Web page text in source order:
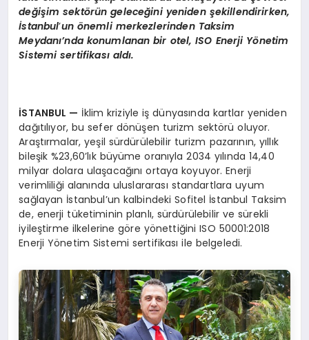
değişim sektörün geleceğini yeniden şekillendirirken,
İstanbul’un önemli merkezlerinden Taksim
Meydanı’nda konumlanan bir otel, ISO Enerji Yönetim
Sistemi sertifikası aldı.
İSTANBUL — İklim kriziyle iş dünyasında kartlar yeniden
dağıtılıyor, bu sefer dönüşen turizm sektörü oluyor.
Araştırmalar, yeşil sürdürülebilir turizm pazarının, yıllık
bileşik %23,60’lık büyüme oranıyla 2034 yılında 14,40
milyar dolara ulaşacağını ortaya koyuyor. Enerji
verimliliği alanında uluslararası standartlara uyum
sağlayan İstanbul’un kalbindeki Sofitel İstanbul Taksim
de, enerji tüketiminin planlı, sürdürülebilir ve sürekli
iyileştirme ilkelerine göre yönettiğini ISO 50001:2018
Enerji Yönetim Sistemi sertifikası ile belgeledi.